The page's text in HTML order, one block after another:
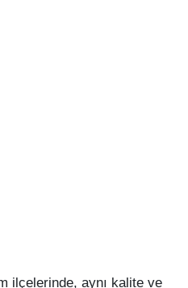
ilçelerinde, aynı kalite ve